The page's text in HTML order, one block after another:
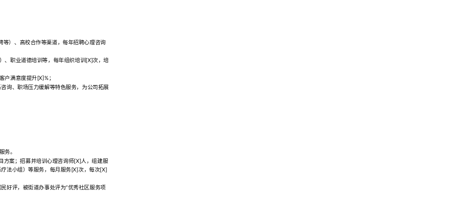
）、高校合作等渠道，每年招聘心理咨询
、职业道德培训等，每年组织培训[X]次，培
户满意度提升[X]%；
询、职场压力缓解等特色服务，为公司拓展
务。
方案；招募并培训心理咨询师[X]人，组建服
法小组）等服务，每月服务[X]次，每次[X]
好评，被街道办事处评为“优秀社区服务项